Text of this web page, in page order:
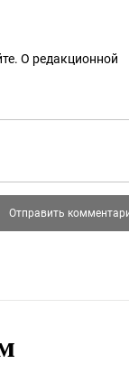
О редакционной